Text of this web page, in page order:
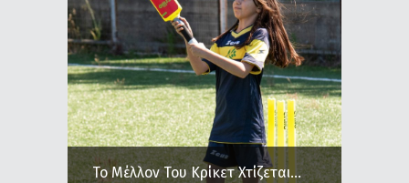
Το Μέλλον Του Κρίκετ Χτίζεται...